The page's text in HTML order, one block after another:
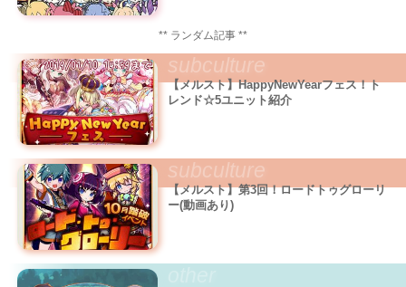
** ランダム記事 **
subculture
【メルスト】HappyNewYearフェス！ト
レンド☆5ユニット紹介
subculture
【メルスト】第3回！ロードトゥグローリ
ー(動画あり)